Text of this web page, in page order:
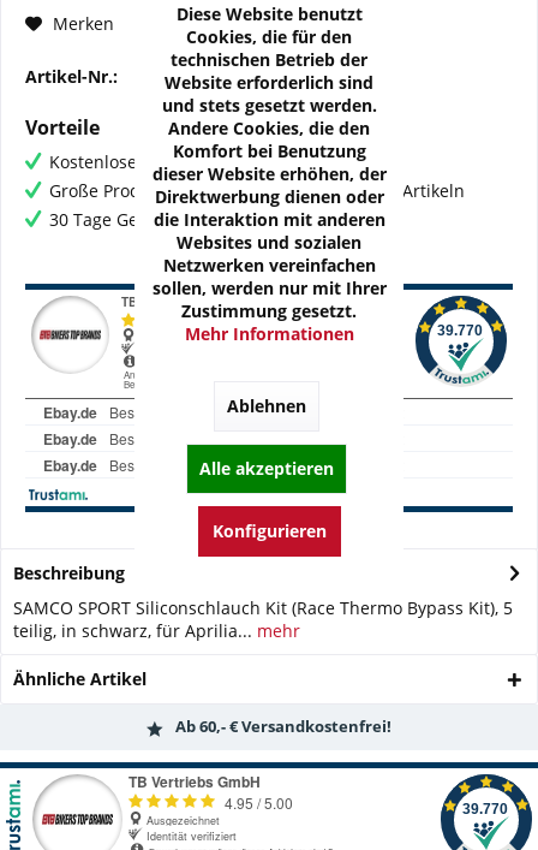
Merken Fragen zum Artikel?
Artikel-Nr.: 17-SAP115-006
Vorteile
Kostenloser Versand ab € 60,- Bestellwert
Große Produktauswahl mit mehr als 80.000 Artikeln
30 Tage Geld-Zurück-Garantie
Beschreibung
SAMCO SPORT Siliconschlauch Kit (Race Thermo Bypass Kit), 5
teilig, in schwarz, für Aprilia... mehr
Ähnliche Artikel
Ab 60,- € Versandkostenfrei!
Diese Website benutzt
Cookies, die für den
technischen Betrieb der
Website erforderlich sind
und stets gesetzt werden.
Andere Cookies, die den
Komfort bei Benutzung
dieser Website erhöhen, der
Direktwerbung dienen oder
die Interaktion mit anderen
Websites und sozialen
Netzwerken vereinfachen
sollen, werden nur mit Ihrer
Zustimmung gesetzt.
Mehr Informationen
Ablehnen
Alle akzeptieren
Konfigurieren